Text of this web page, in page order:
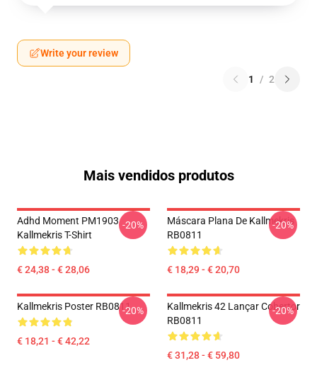
Write your review
1 / 2
Mais vendidos produtos
Adhd Moment PM1903
Kallmekris T-Shirt
€ 24,38 - € 28,06
-20%
Máscara Plana De Kallmekris
RB0811
€ 18,29 - € 20,70
-20%
Kallmekris Poster RB0811
€ 18,21 - € 42,22
-20%
Kallmekris 42 Lançar Cobertor
RB0811
€ 31,28 - € 59,80
-20%